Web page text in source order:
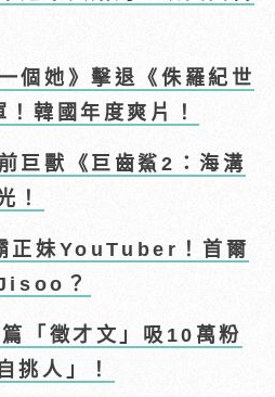
個她》擊退《侏羅紀世
韓國年度爽片！
巨獸《巨齒鯊2：海溝
！
正妹YouTuber！首爾
？
「徵才文」吸10萬粉
挑人」！